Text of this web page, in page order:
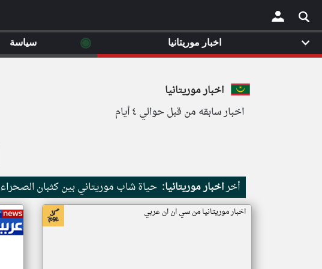
×
اخبار موريتانيا
اخبار سابقه من قبل حوالي ٤ أيام
أخراخبار موريتانيا: حياة شاب موريتاني بين كثبان الصحراء
اخبار موريتانيا من سي ان ان عربي
اخبار موريتانيا ◉ سياسة